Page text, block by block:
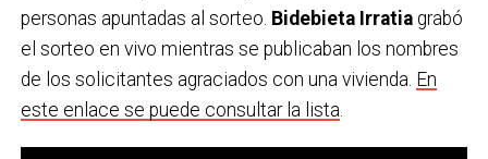
personas apuntadas al sorteo. Bidebieta Irratiagrabó
el sorteo en vivo mientras se publicaban los nombres
de los solicitantes agraciados con una vivienda. En
este enlace se puede consultar la lista